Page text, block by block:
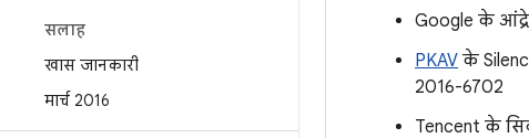
सलाह
खास जानकारी
मार्च 2016
Google के
PKAV के
2016-6702
Tencent के